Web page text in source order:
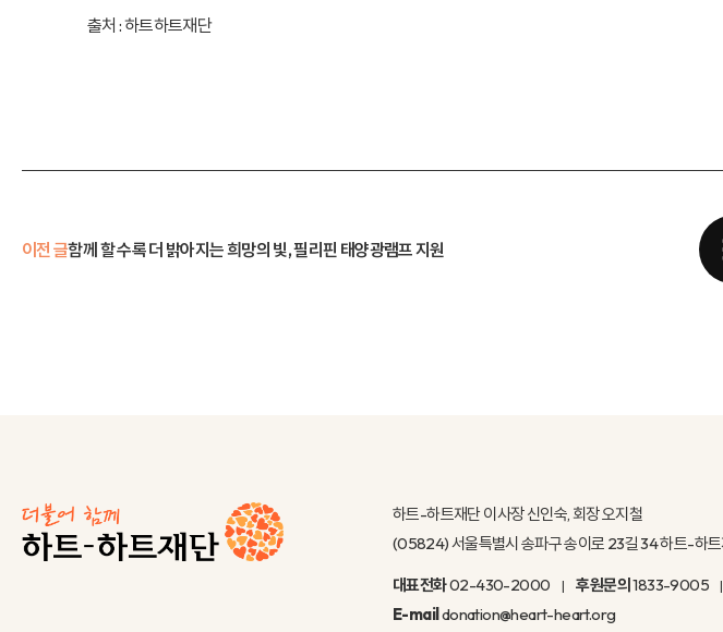
출처 :하트하트재단
이전 글함께 할 수록 더 밝아지는 희망의 빛, 필리핀 태양광램프 지원
하트-하트재단 이사장 신인숙, 회장 오지철
(05824) 서울특별시 송파구 송이로 23길 34 하트-하
대표전화02-430-2000 후원문의1833-9005
E-maildonation@heart-heart.org